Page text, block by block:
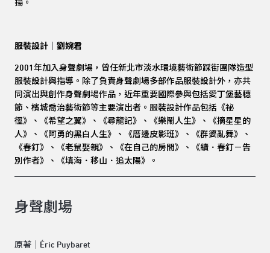
揚。
服裝設計 劉婉君
2001 年加入身聲劇場，曾任新北市淡水環境藝術節踩街團隊造型
服裝設計與指導。除了負責身聲劇場多部作品服裝設計外，亦共
同演出與創作身聲劇場作品，近年重要國際參與包括愛丁堡藝穗
節、檳城喬治藝術節等主要演出者。服裝設計作品包括《祕
徑》、《希望之翼》、《尋龍記》、《樂鬧人生》、《摘星星的
人》、《阿勇的黑白人生》、《厝邊皮影班》、《群婆亂舞》、
《春釘》、《老鼠娶親》、《在自己的房間》、《續．春釘－告
別作者》、《填海．移山．追太陽》。
身聲劇場
原著｜Éric Puybaret